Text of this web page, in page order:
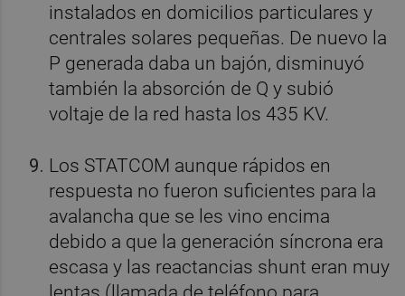
instalados en domicilios particulares y
centrales solares pequeñas. De nuevo la
P generada daba un bajón, disminuyó
también la absorción de Q y subió
voltaje de la red hasta los 435 KV.
Los STATCOM aunque rápidos en
respuesta no fueron suficientes para la
avalancha que se les vino encima
debido a que la generación síncrona era
escasa y las reactancias shunt eran muy